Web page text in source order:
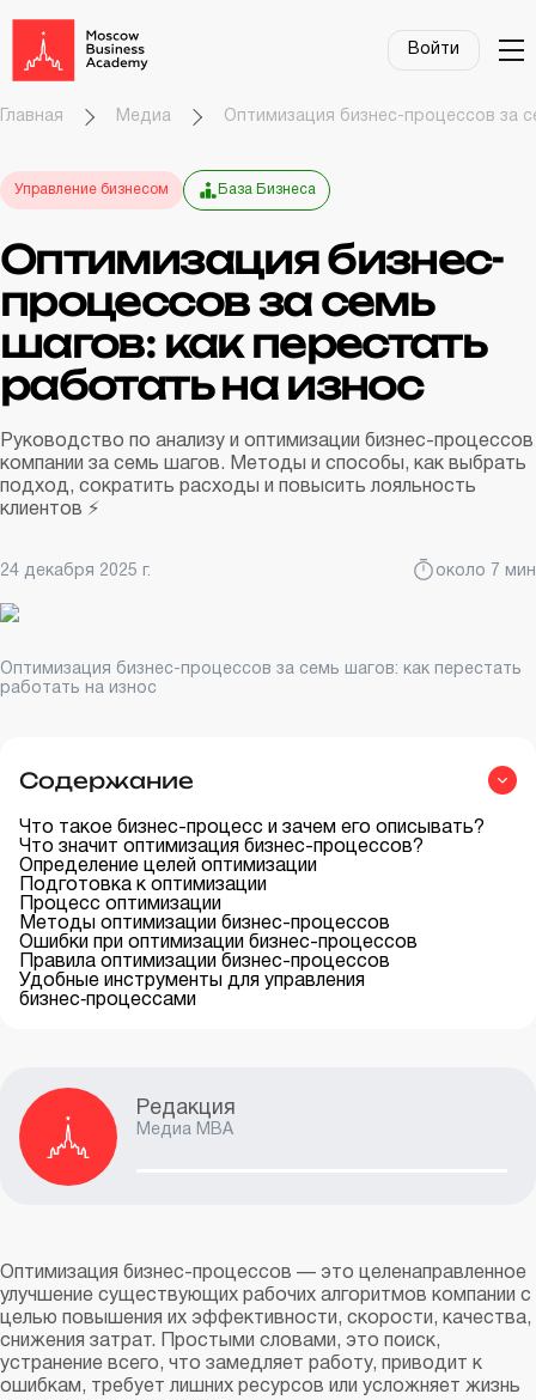
Войти
Главная Медиа Оптимизация бизнес-процессов за
Управление бизнесом База Бизнеса
Оптимизация бизнес-
процессов за семь
шагов: как перестать
работать на износ
Руководство по анализу и оптимизации бизнес-процессов
компании за семь шагов. Методы и способы, как выбрать
подход, сократить расходы и повысить лояльность
клиентов ⚡
24 декабря 2025 г. около 7 мин
Оптимизация бизнес-процессов за семь шагов: как перестать
работать на износ
Содержание
Что такое бизнес-процесс и зачем его описывать?
Что значит оптимизация бизнес-процессов?
Определение целей оптимизации
Подготовка к оптимизации
Процесс оптимизации
Методы оптимизации бизнес-процессов
Ошибки при оптимизации бизнес-процессов
Правила оптимизации бизнес-процессов
Удобные инструменты для управления
бизнес‑процессами
Редакция
Медиа MBA
Оптимизация бизнес-процессов — это целенаправленное
улучшение существующих рабочих алгоритмов компании с
целью повышения их эффективности, скорости, качества,
снижения затрат. Простыми словами, это поиск,
устранение всего, что замедляет работу, приводит к
ошибкам, требует лишних ресурсов или усложняет жизнь